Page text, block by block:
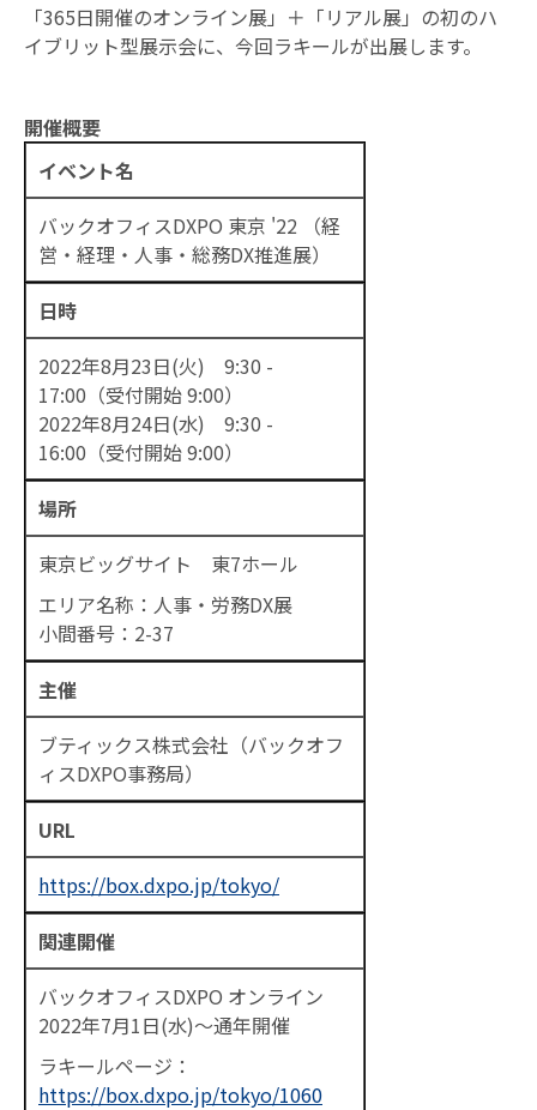
「365日開催のオンライン展」＋「リアル展」の初のハ
イブリット型展示会に、今回ラキールが出展します。
開催概要
イベント名
バックオフィスDXPO 東京 '22 （経
営・経理・人事・総務DX推進展）
日時
2022年8月23日(火) 9:30 -
17:00（受付開始 9:00）
2022年8月24日(水) 9:30 -
16:00（受付開始 9:00）
場所
東京ビッグサイト 東7ホール
エリア名称：人事・労務DX展
小間番号：2-37
主催
ブティックス株式会社（バックオフ
ィスDXPO事務局）
URL
https://box.dxpo.jp/tokyo/
関連開催
バックオフィスDXPO オンライン
2022年7月1日(水)～通年開催
ラキールページ：
https://box.dxpo.jp/tokyo/1060